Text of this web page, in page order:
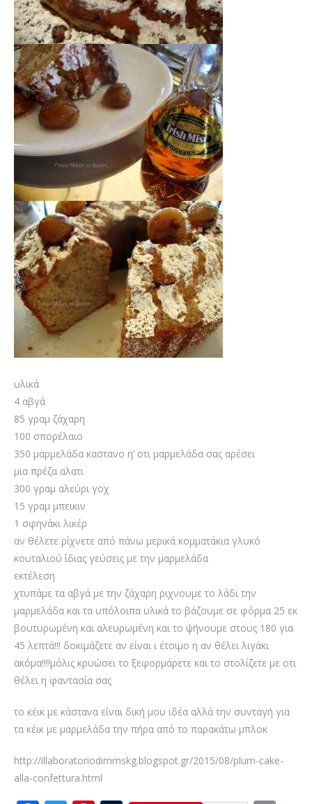
υλικά
4 αβγά
85 γραμ ζάχαρη
100 σπορέλαιο
350 μαρμελάδα καστανο η’ οτι μαρμελάδα σας αρέσει
μια πρέζα αλατι
300 γραμ αλεύρι γοχ
15 γραμ μπεικιν
1 σφηνάκι λικέρ
αν θέλετε ρίχνετε από πάνω μερικά κομματάκια γλυκό
κουταλιού ίδιας γεύσεις με την μαρμελάδα
εκτέλεση
χτυπάμε τα αβγά με την ζάχαρη ριχνουμε το λάδι την
μαρμελάδα και τα υπόλοιπα υλικά το βάζουμε σε φόρμα 25 εκ
βουτυρωμένη και αλευρωμένη και το ψήνουμε στους 180 για
45 λεπτά!!! δοκιμάζετε αν είναι ι έτοιμο η αν θέλει λιγάκι
ακόμα!!!!μόλις κρυώσει το ξεφορμάρετε και το στολίζετε με οτι
θέλει η φαντασία σας
το κέικ με κάστανα είναι δική μου ιδέα αλλά την συνταγή για
τα κέικ με μαρμελάδα την πήρα από το παρακάτω μπλοκ
http://illaboratoriodimmskg.blogspot.gr/2015/08/plum-cake-
alla-confettura.html